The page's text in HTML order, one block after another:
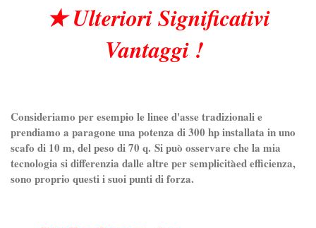
★ Ulteriori Significativi
Vantaggi !
Consideriamo per esempio le linee d'asse tradizionali e
prendiamo a paragone una potenza di 300 hp installata in uno
scafo di 10 m, del peso di 70 q. Si può osservare che la mia
tecnologia si differenzia dalle altre per semplicitàed efficienza,
sono proprio questi i suoi punti di forza.